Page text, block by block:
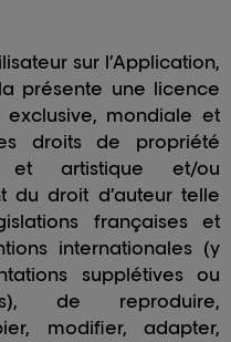
sur l’Application,
présente une licence
mondiale et
droits de propriété
et artistique et/ou
du droit d’auteur telle
françaises et
internationales (y
supplétives ou
de reproduire,
modifier, adapter,